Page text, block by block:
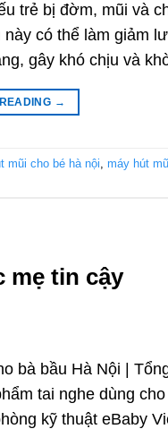
trẻ bị đờm, mũi và
này có thể làm giảm
gây khó chịu và
→
mũi cho bé hà nội máy hút
mẹ tin cậy
bà bầu Hà Nội |
tai nghe dùng
kỹ thuật eBaby